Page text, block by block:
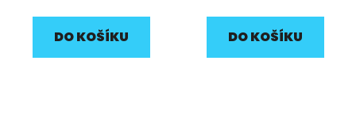
DO KOŠÍKU DO KOŠÍKU